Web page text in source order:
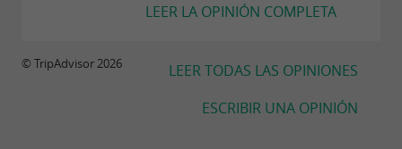
LEER LA OPINIÓN COMPLETA
LEER TODAS LAS OPINIONES
ESCRIBIR UNA OPINIÓN
© TripAdvisor 2026